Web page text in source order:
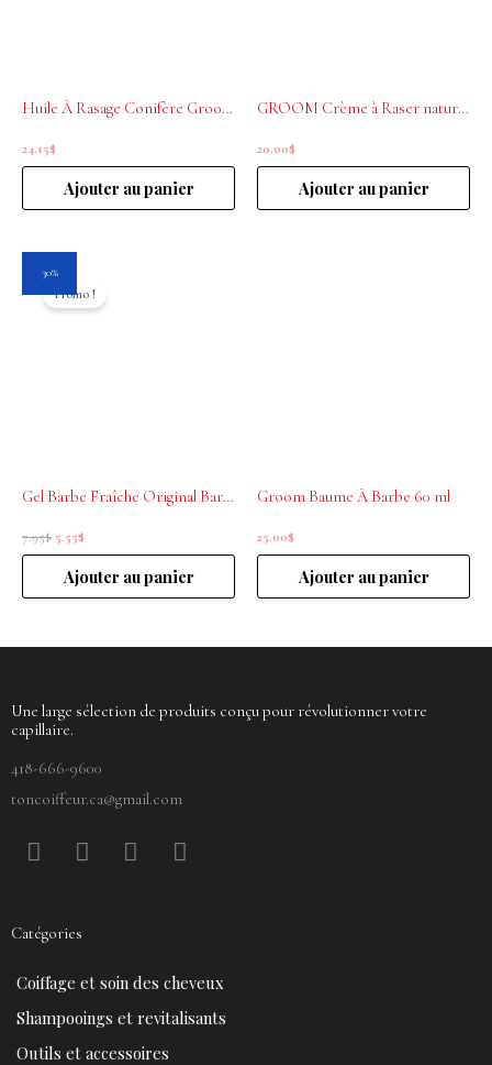
Huile À Rasage Conifère Groom 30 ml
24.15$
Ajouter au panier
GROOM Crème à Raser naturelle Shaving Cream 120ml
20.00$
Ajouter au panier
30%
Promo !
Gel Barbe Fraîche Original Barber’s 8 ml
7.95$
Le
initial
5.55$
actuel
Ajouter au panier
Groom Baume À Barbe 60 ml
25.00$
Ajouter au panier
Une large sélection de produits conçu pour révolutionner votre
capillaire.
418-666-9600
toncoiffeur.ca@gmail.com
F
a
b
o
o
k
P
i
e
e
s
t
Y
o
b
e
I
n
r
a
Catégories
Coiffage et soin des cheveux
Shampooings et revitalisants
Outils et accessoires